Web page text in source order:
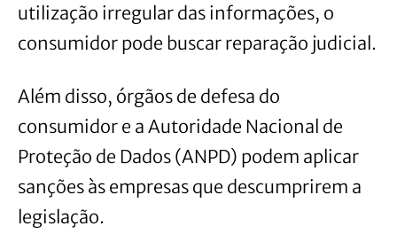
utilização irregular das informações, o
consumidor pode buscar reparação judicial.
Além disso, órgãos de defesa do
consumidor e a Autoridade Nacional de
Proteção de Dados (ANPD) podem aplicar
sanções às empresas que descumprirem a
legislação.